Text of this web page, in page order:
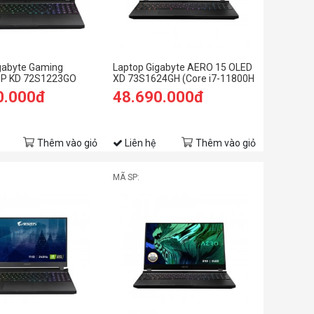
Gaming
KD 72S1223GO
16Gb/ 512Gb
- 240Hz/RTX
Thêm vào giỏ
Laptop Gigabyte AERO 15 OLED
XD 73S1624GH (Core i7-11800H
| 16GB | 1TB SSD | RTX 3070 8GB
| 15.6 inch UHD | Win 10 | Đen)
48.690.000đ
Liên hệ Thêm vào giỏ
MÃ SP: